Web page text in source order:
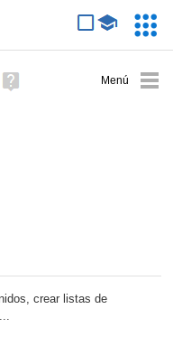
avanzada
Ayuda
(en
crear listas de